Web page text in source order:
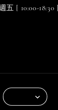
[ 10:00-18:30 ]